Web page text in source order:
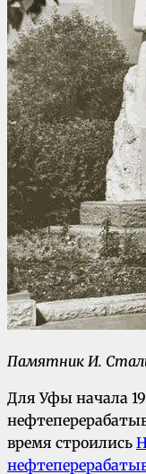
Памятник И.
Для Уфы начала
время строились